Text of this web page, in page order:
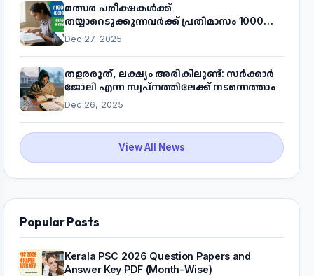
മത്സര പരീക്ഷകൾക്ക്
തയ്യാറെടുക്കുന്നവർക്ക് പ്രതിമാസം 1000
രൂപ! മുഖ്യമന്ത്രിയുടെ 'കണക്ട് ടു വർക്ക്'
പദ്ധതിയെക്കുറിച്ച് അറിയാം
Dec 27, 2025
തളരരുത്, ലക്ഷ്യം അരികിലുണ്ട്: സർക്കാർ
ജോലി എന്ന സ്വപ്നത്തിലേക്ക് നടന്നെത്താം
Dec 26, 2025
View All News
Popular Posts
Kerala PSC 2026 Question Papers and
Answer Key PDF (Month-Wise)